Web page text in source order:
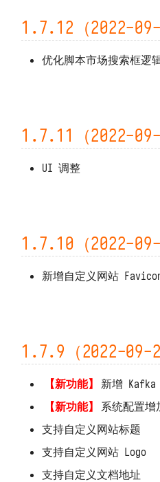
1.4.1（2021-12-01）
1.4.0（2021-12-01）
1.3.9（2021-10-27）
1.3.7 ~ 1.3.8（2021-10-20）
1.3.4（2021-10-15）
1.3.3（2021-10-14）
1.3.2（2021-10-07）
1.3.0（2021-09-17）
1.7.12（2022-09-
优化脚本市场搜索框逻
1.7.11（2022-09-
UI 调整
1.7.10（2022-09-
新增自定义网站
1.7.9（2022-09-
【新功能】
新增 Kafka
【新功能】
系统配置增
支持自定义网站标题
支持自定义网站 Logo
支持自定义文档地址